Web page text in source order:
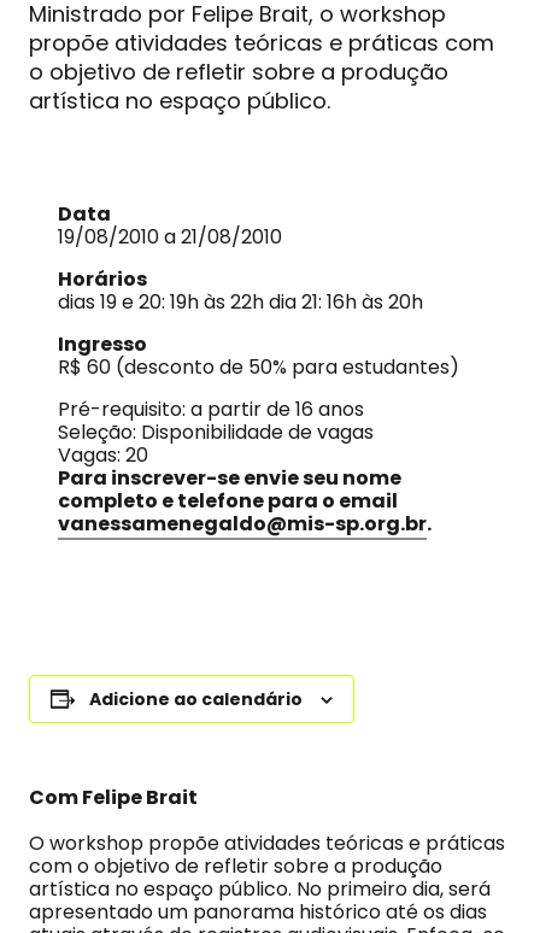
Ministrado por Felipe Brait, o workshop
propõe atividades teóricas e práticas com
o objetivo de refletir sobre a produção
artística no espaço público.
Data
19/08/2010 a 21/08/2010
Horários
dias 19 e 20: 19h às 22h dia 21: 16h às 20h
Ingresso
R$ 60 (desconto de 50% para estudantes)
Pré-requisito: a partir de 16 anos
Seleção: Disponibilidade de vagas
Vagas: 20
Para inscrever-se envie seu nome
completo e telefone para o email
vanessamenegaldo@mis-sp.org.br.
Adicione ao calendário
Com Felipe Brait
O workshop propõe atividades teóricas e práticas
com o objetivo de refletir sobre a produção
artística no espaço público. No primeiro dia, será
apresentado um panorama histórico até os dias